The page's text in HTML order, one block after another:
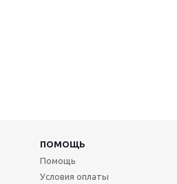
ПОМОЩЬ
Помощь
Условия оплаты